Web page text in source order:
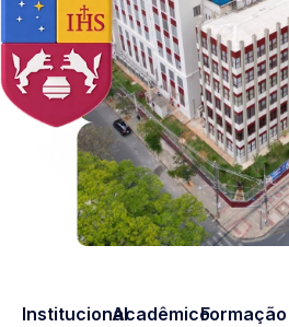
InstitucionalAcadêmicoFormação